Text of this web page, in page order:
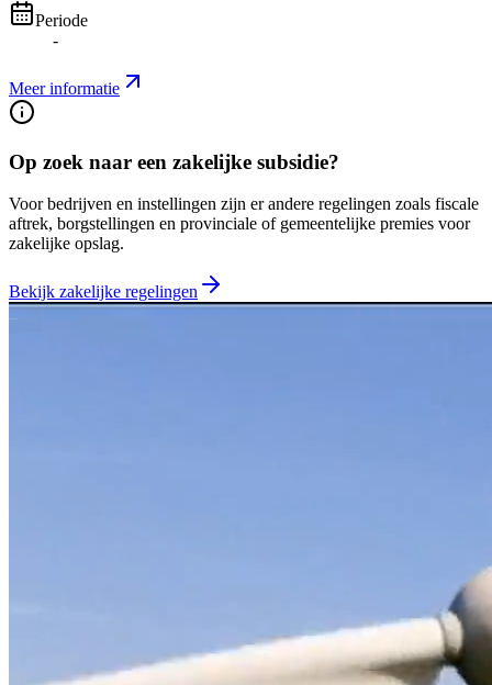
Periode
-
Meer informatie
Op zoek naar een zakelijke subsidie?
Voor bedrijven en instellingen zijn er andere regelingen zoals fiscale
aftrek, borgstellingen en provinciale of gemeentelijke premies voor
zakelijke opslag.
Bekijk zakelijke regelingen